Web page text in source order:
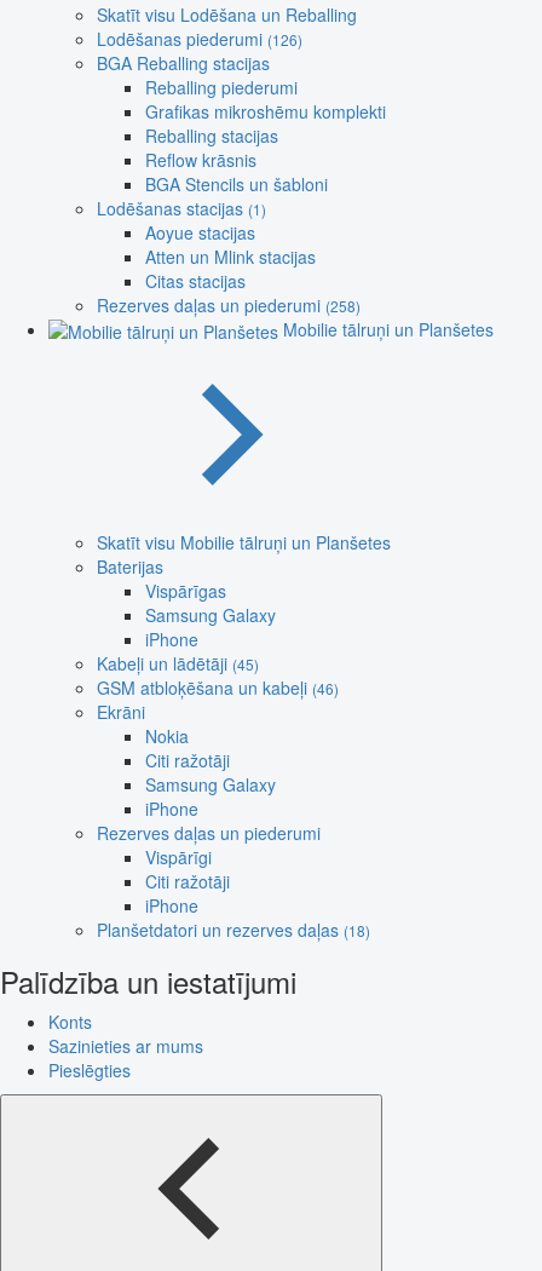
Skatīt visu Lodēšana un Reballing
Lodēšanas piederumi (126)
BGA Reballing stacijas
Reballing piederumi
Grafikas mikroshēmu komplekti
Reballing stacijas
Reflow krāsnis
BGA Stencils un šabloni
Lodēšanas stacijas (1)
Aoyue stacijas
Atten un Mlink stacijas
Citas stacijas
Rezerves daļas un piederumi (258)
Mobilie tālruņi un Planšetes
Skatīt visu Mobilie tālruņi un Planšetes
Baterijas
Vispārīgas
Samsung Galaxy
iPhone
Kabeļi un lādētāji (45)
GSM atbloķēšana un kabeļi (46)
Ekrāni
Nokia
Citi ražotāji
Samsung Galaxy
iPhone
Rezerves daļas un piederumi
Vispārīgi
Citi ražotāji
iPhone
Planšetdatori un rezerves daļas (18)
Palīdzība un iestatījumi
Konts
Sazinieties ar mums
Pieslēgties